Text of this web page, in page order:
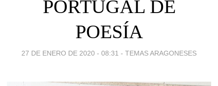
PORTUGAL DE
POESÍA
27 DE ENERO DE 2020 - 08:31 - TEMAS ARAGONESES